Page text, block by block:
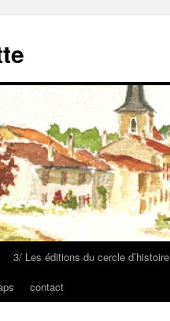
3/ Les éditions du cercle d’histoire
contact